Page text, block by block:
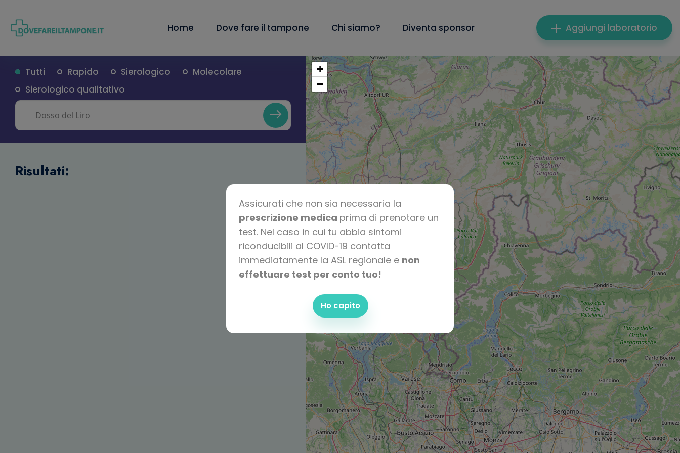
Assicurati che non sia necessaria la
prescrizione medica prima di prenotare un
test. Nel caso in cui tu abbia sintomi
riconducibili al COVID-19 contatta
immediatamente la ASL regionale e non
effettuare test per conto tuo!
Ho capito
Home Dove fare il tampone Chi siamo? Diventa sponsor Aggiungi laboratorio
Tutti Rapido Sierologico
Molecolare
Sierologico qualitativo
Risultati:
+
−